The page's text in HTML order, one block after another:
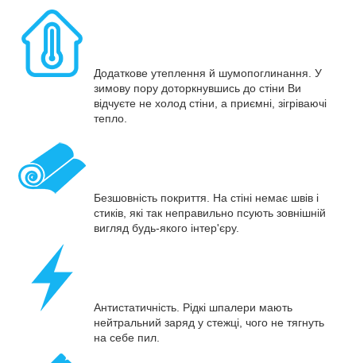
Додаткове утеплення й шумопоглинання. У
зимову пору доторкнувшись до стіни Ви
відчуєте не холод стіни, а приємні, зігріваючі
тепло.
Безшовність покриття. На стіні немає швів і
стиків, які так неправильно псують зовнішній
вигляд будь-якого інтер'єру.
Антистатичність. Рідкі шпалери мають
нейтральний заряд у стежці, чого не тягнуть
на себе пил.